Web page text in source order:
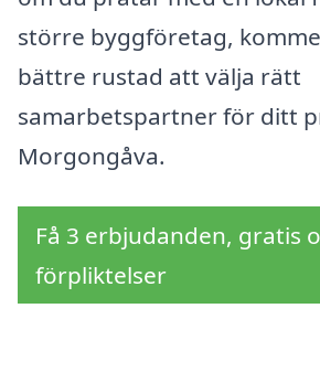
större byggföretag,
bättre rustad att välja rätt
samarbetspartner för ditt
Morgongåva.
Få 3 erbjudanden, gratis
förpliktelser